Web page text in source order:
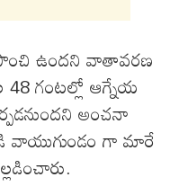
ge
పొంచి ఉందని వాతావరణ
గంటల్లో ఆగ్నేయ
అంచనా
వాయుగుండం గా మారే